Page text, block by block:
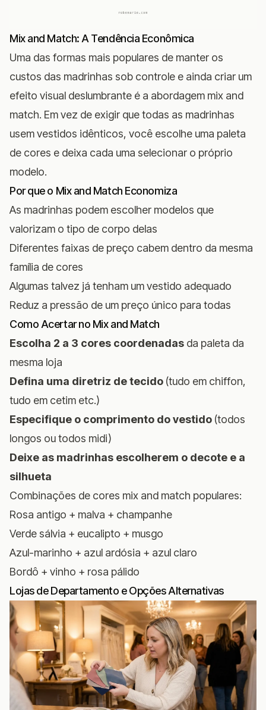
Mix and Match: A Tendência Econômica
Uma das formas mais populares de manter os
custos das madrinhas sob controle e ainda criar um
efeito visual deslumbrante é a abordagem mix and
match. Em vez de exigir que todas as madrinhas
usem vestidos idênticos, você escolhe uma paleta
de cores e deixa cada uma selecionar o próprio
modelo.
Por que o Mix and Match Economiza
As madrinhas podem escolher modelos que
valorizam o tipo de corpo delas
Diferentes faixas de preço cabem dentro da mesma
família de cores
Algumas talvez já tenham um vestido adequado
Reduz a pressão de um preço único para todas
Como Acertar no Mix and Match
Escolha 2 a 3 cores coordenadas da paleta da
mesma loja
Defina uma diretriz de tecido (tudo em chiffon,
tudo em cetim etc.)
Especifique o comprimento do vestido (todos
longos ou todos midi)
Deixe as madrinhas escolherem o decote e a
silhueta
Combinações de cores mix and match populares:
Rosa antigo + malva + champanhe
Verde sálvia + eucalipto + musgo
Azul-marinho + azul ardósia + azul claro
Bordô + vinho + rosa pálido
Lojas de Departamento e Opções Alternativas